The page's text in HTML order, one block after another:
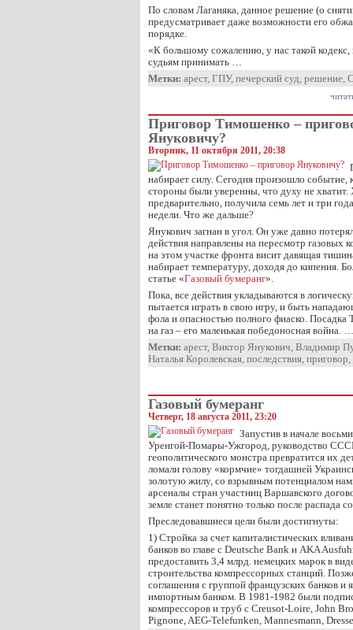
По словам Лаганяка, данное решение (о
предусматривает даже возможности его
порядке.
«К большому сожалению, у нас такой
судьям принимать …
Метки: арест, ГПУ, печерский суд, решение,
Приговор Тимошенко –
Януковичу?
Вторник, 11 октября 2011, 20:38
набирает силу. Сегодня произошло событие,
стороны были уверенны, что духу не
предварительно, получила семь лет и три
недели. Что же дальше?
Янукович загнан в угол. Он уже давно
действия направлены на пересмотр газовых
на этом участке фронта висит давящая
набирает температуру, доходя до кипения.
статье «Газовый бумеранг».
Пока, все действия укладываются в
пытается играть в свою игру, и быть
фола и опасностью полного фиаско.
на газ – его маленькая победоносная война. …
Метки: арест, Виктор Янукович, Владимир
Наталья Королевская, последствия, приговор,
Газовый бумеранг
Четверг, 18 августа 2011, 23:20
Запустив в начале
Уренгой-Помары-Ужгород, руководство СССР
геополитического монстра превратится их
ломали голову «кормчие» тогдашней
золотую жилу, со взрывным потенциалом
арсеналы стран участниц Варшавского
земле станет понятно только после распада
Преследовавшиеся цели были достигнуты:
1) Стройка за счет капиталистических
банков во главе с Deutsche Bank и AKA
предоставить 3,4 млрд. немецких марок в
строительства компрессорных станций.
соглашения с группой французских банков и
импортным банком. В 1981-1982 были
компрессоров и труб с Creusot-Loire, John
Pignone, AEG-Telefunken, Mannesmann,